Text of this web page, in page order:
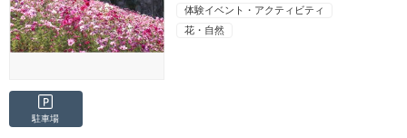
体験イベント・アクティビティ
花・自然
駐車場